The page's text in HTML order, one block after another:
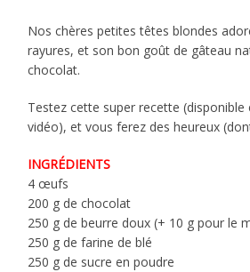
Nos chères petites têtes blondes
rayures, et son bon goût de gâteau
chocolat.
Testez cette super recette (disponible
vidéo), et vous ferez des heureux
INGRÉDIENTS
4 œufs
200 g de chocolat
250 g de beurre doux (+ 10 g pour le
250 g de farine de blé
250 g de sucre en poudre